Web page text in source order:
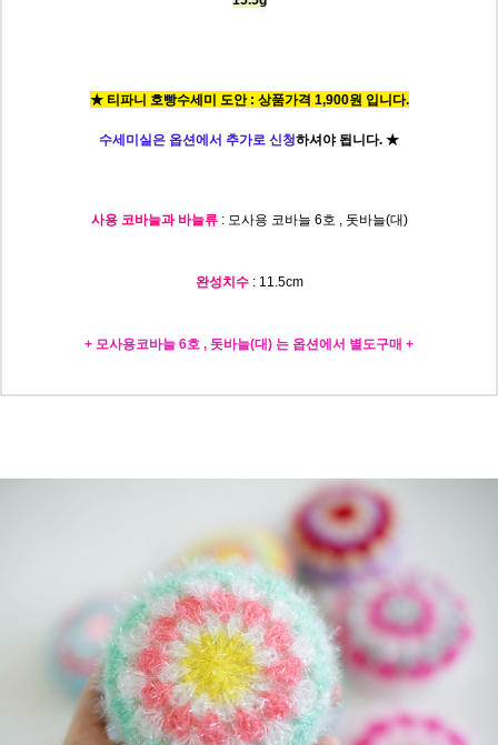
★ 티파니 호빵수세미 도안 : 상품가격 1,900원 입니다.
수세미실은 옵션에서 추가로 신청하셔야 됩니다. ★
사용 코바늘과 바늘류: 모사용 코바늘 6호 , 돗바늘(대)
완성치수: 11.5cm
+ 모사용코바늘 6호 , 돗바늘(대) 는 옵션에서 별도구매 +